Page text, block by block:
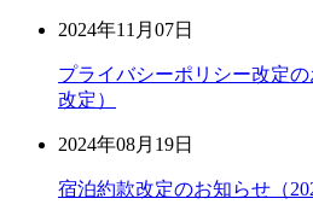
2024年11月07日
プライバシーポリシー改定の
改定）
2024年08月19日
宿泊約款改定のお知らせ（